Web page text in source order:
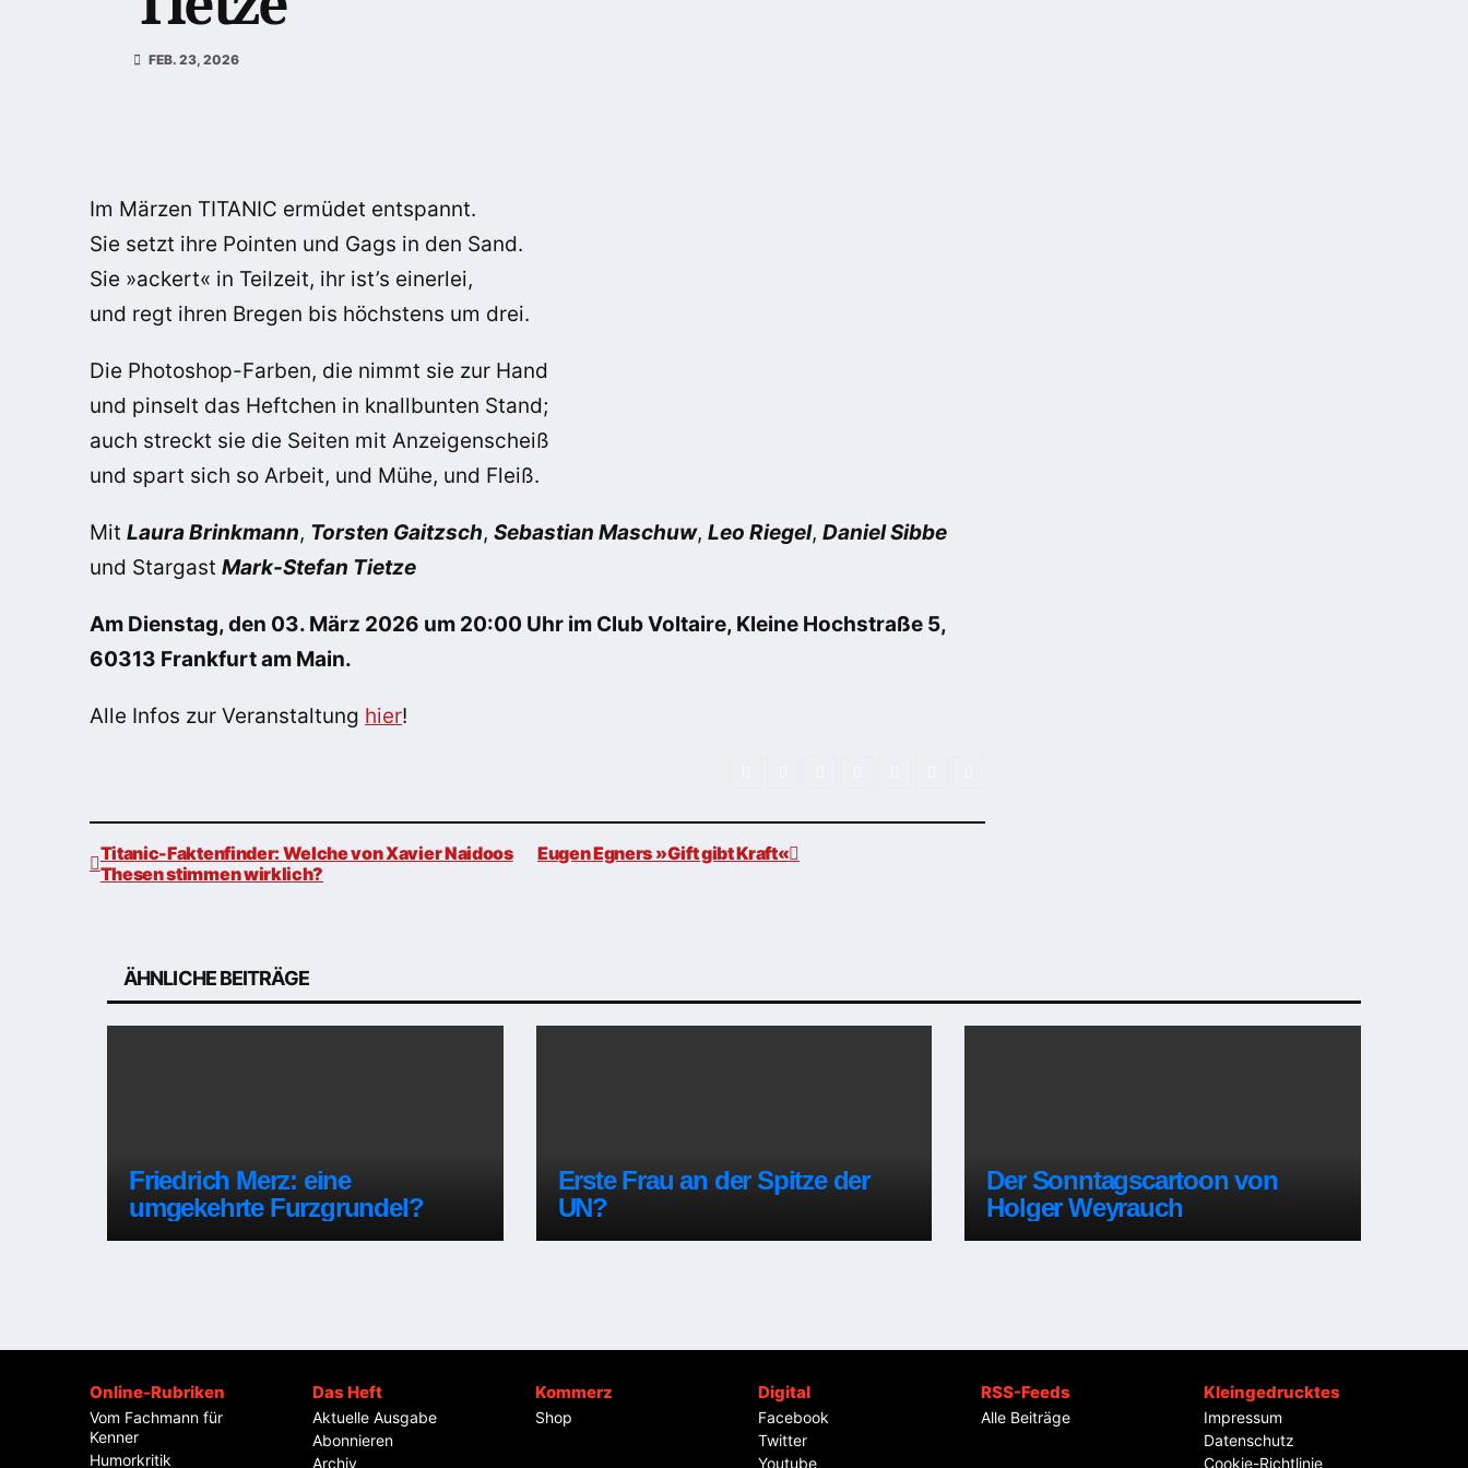
FEB. 23, 2026
Im Märzen TITANIC ermüdet entspannt.
Sie setzt ihre Pointen und Gags in den Sand.
Sie »ackert« in Teilzeit, ihr ist’s einerlei,
und regt ihren Bregen bis höchstens um drei.
Die Photoshop-Farben, die nimmt sie zur Hand
und pinselt das Heftchen in knallbunten Stand;
auch streckt sie die Seiten mit Anzeigenscheiß
und spart sich so Arbeit, und Mühe, und Fleiß.
Mit Laura Brinkmann, Torsten Gaitzsch, Sebastian Maschuw, Leo Riegel, Daniel Sibbe
und Stargast Mark-Stefan Tietze
Am Dienstag, den 03. März 2026 um 20:00 Uhr im Club Voltaire, Kleine Hochstraße 5,
60313 Frankfurt am Main.
Alle Infos zur Veranstaltung hier!
Eugen Egners »Gift gibt Kraft«
Titanic-Faktenfinder: Welche von Xavier Naidoos
Thesen stimmen wirklich?
ÄHNLICHE BEITRÄGE
Friedrich Merz: eine
umgekehrte Furzgrundel?
Erste Frau an der Spitze der
UN?
Der Sonntagscartoon von
Holger Weyrauch
Online-Rubriken
Vom Fachmann für
Kenner
Humorkritik
Das Heft
Aktuelle Ausgabe
Abonnieren
Archiv
Kommerz
Shop
Digital
Facebook
Twitter
Youtube
RSS-Feeds
Alle Beiträge
Kleingedrucktes
Impressum
Datenschutz
Cookie-Richtlinie